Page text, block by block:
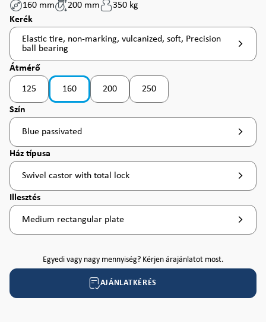
160 mm
200 mm
350 kg
Válasszon
Kerék
Elastic tire, non-marking, vulcanized, soft, Precision
ball bearing
Válasszon
Átmérő
125 160 200 250
Válasszon
Szín
Blue passivated
Válasszon
Ház típusa
Swivel castor with total lock
Válasszon
Illesztés
Medium rectangular plate
Egyedi vagy nagy mennyiség? Kérjen árajánlatot most.
AJÁNLATKÉRÉS